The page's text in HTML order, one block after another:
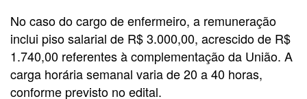
No caso do cargo de enfermeiro, a remuneração
inclui piso salarial de R$ 3.000,00, acrescido de R$
1.740,00 referentes à complementação da União. A
carga horária semanal varia de 20 a 40 horas,
conforme previsto no edital.